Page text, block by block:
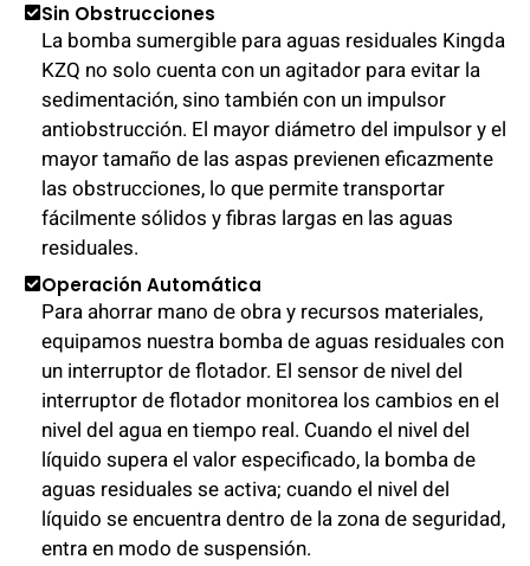
Sin Obstrucciones
La bomba sumergible para aguas residuales Kingda
KZQ no solo cuenta con un agitador para evitar la
sedimentación, sino también con un impulsor
antiobstrucción. El mayor diámetro del impulsor y el
mayor tamaño de las aspas previenen eficazmente
las obstrucciones, lo que permite transportar
fácilmente sólidos y fibras largas en las aguas
residuales.
Operación Automática
Para ahorrar mano de obra y recursos materiales,
equipamos nuestra bomba de aguas residuales con
un interruptor de flotador. El sensor de nivel del
interruptor de flotador monitorea los cambios en el
nivel del agua en tiempo real. Cuando el nivel del
líquido supera el valor especificado, la bomba de
aguas residuales se activa; cuando el nivel del
líquido se encuentra dentro de la zona de seguridad,
entra en modo de suspensión.